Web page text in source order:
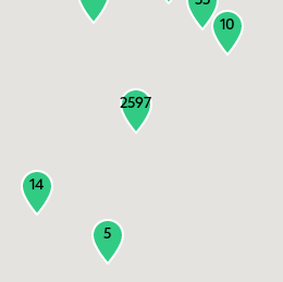
14
2597
10
5